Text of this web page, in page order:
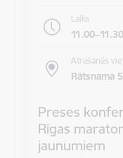
Laiks
11.00–11.30
Atrašanās
Rātsnama
Preses
Rīgas
jaunumiem